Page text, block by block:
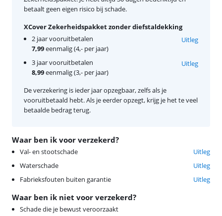
Waar ben ik voor verzekerd?
Val- en stootschade
Uitleg
Waterschade
Uitleg
Fabrieksfouten buiten garantie
Uitleg
Waar ben ik niet voor verzekerd?
Schade die je bewust veroorzaakt
betaalt geen eigen risico bij schade.
XCover Zekerheidspakket zonder diefstaldekking
2 jaar vooruitbetalen
7,99eenmalig (4,- per jaar)
Uitleg
3 jaar vooruitbetalen
8,99eenmalig (3,- per jaar)
Uitleg
De verzekering is ieder jaar opzegbaar, zelfs als je
vooruitbetaald hebt. Als je eerder opzegt, krijg je het te veel
betaalde bedrag terug.